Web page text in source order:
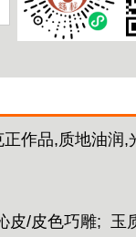
作品,质地油润
皮/皮色巧雕; 玉